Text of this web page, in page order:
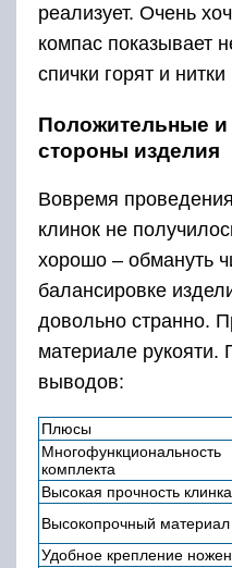
реализует. Очень
компас показывает
спички горят и
Положительные и
стороны изделия
Вовремя
клинок не
хорошо – обмануть
балансировке
довольно странно.
материале рукояти.
выводов:
Плюсы
Многофункциональность
комплекта
Высокая прочность клинка
Высокопрочный
Удобное крепление ножен